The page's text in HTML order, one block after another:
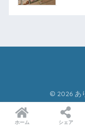
© 2026 あ
ホーム シェア